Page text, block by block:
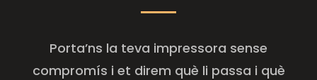
Porta’ns la teva impressora sense
compromís i et direm què li passa i què